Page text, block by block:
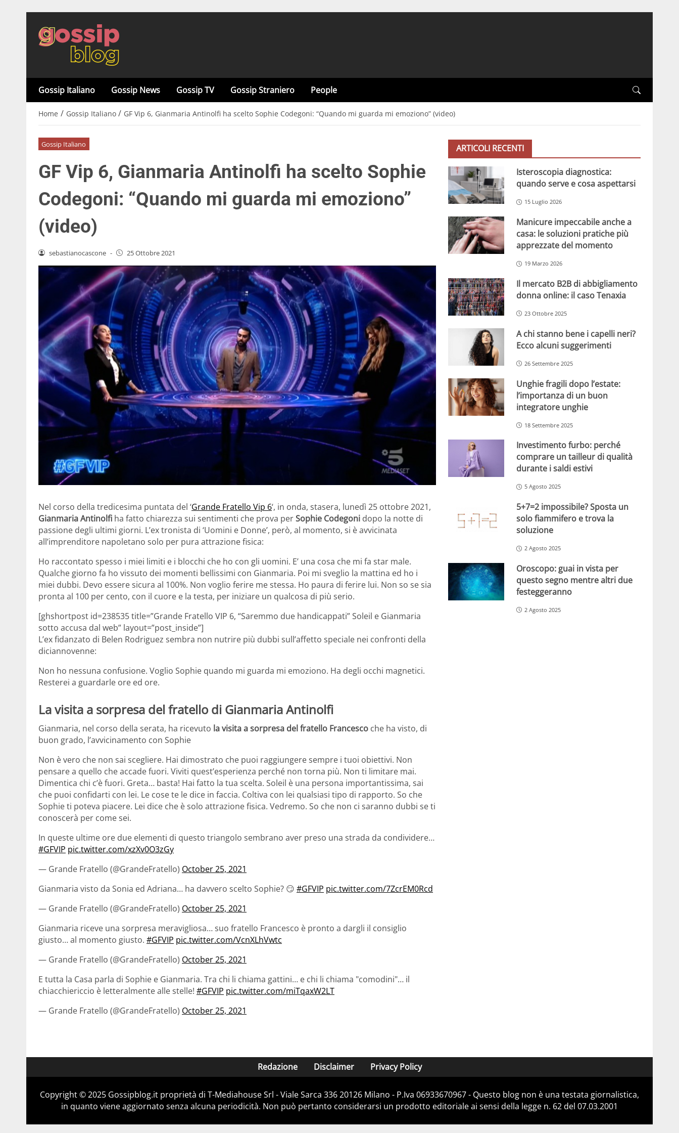
Gossip Italiano Gossip News Gossip TV Gossip Straniero People
Home / Gossip Italiano / GF Vip 6, Gianmaria Antinolfi ha scelto Sophie Codegoni: “Quando mi guarda mi emoziono” (video)
Gossip Italiano
GF Vip 6, Gianmaria Antinolfi ha scelto Sophie
Codegoni: “Quando mi guarda mi emoziono”
(video)
sebastianocascone - 25 Ottobre 2021
Nel corso della tredicesima puntata del ‘Grande Fratello Vip 6‘, in onda, stasera, lunedì 25 ottobre 2021,
Gianmaria Antinolfi ha fatto chiarezza sui sentimenti che prova perSophie Codegoni dopo la notte di
passione degli ultimi giorni. L’ex tronista di ‘Uomini e Donne’, però, al momento, si è avvicinata
all’imprenditore napoletano solo per pura attrazione fisica:
Ho raccontato spesso i miei limiti e i blocchi che ho con gli uomini. E’ una cosa che mi fa star male.
Qualche giorno fa ho vissuto dei momenti bellissimi con Gianmaria. Poi mi sveglio la mattina ed ho i
miei dubbi. Devo essere sicura al 100%. Non voglio ferire me stessa. Ho paura di ferire lui. Non so se sia
pronta al 100 per cento, con il cuore e la testa, per iniziare un qualcosa di più serio.
[ghshortpost id=238535 title=”Grande Fratello VIP 6, “Saremmo due handicappati” Soleil e Gianmaria
sotto accusa dal web” layout=”post_inside”]
L’ex fidanzato di Belen Rodriguez sembra non nutrire più dubbi sull’affetto speciale nei confronti della
diciannovenne:
Non ho nessuna confusione. Voglio Sophie quando mi guarda mi emoziono. Ha degli occhi magnetici.
Resterei a guardarle ore ed ore.
La visita a sorpresa del fratello di Gianmaria Antinolfi
Gianmaria, nel corso della serata, ha ricevuto la visita a sorpresa del fratello Francesco che ha visto, di
buon grado, l’avvicinamento con Sophie
Non è vero che non sai scegliere. Hai dimostrato che puoi raggiungere sempre i tuoi obiettivi. Non
pensare a quello che accade fuori. Viviti quest’esperienza perché non torna più. Non ti limitare mai.
Dimentica chi c’è fuori. Greta… basta! Hai fatto la tua scelta. Soleil è una persona importantissima, sai
che puoi confidarti con lei. Le cose te le dice in faccia. Coltiva con lei qualsiasi tipo di rapporto. So che
Sophie ti poteva piacere. Lei dice che è solo attrazione fisica. Vedremo. So che non ci saranno dubbi se ti
conoscerà per come sei.
In queste ultime ore due elementi di questo triangolo sembrano aver preso una strada da condividere…
#GFVIP pic.twitter.com/xzXv0O3zGy
— Grande Fratello (@GrandeFratello) October 25, 2021
Gianmaria visto da Sonia ed Adriana… ha davvero scelto Sophie? 😏 #GFVIP pic.twitter.com/7ZcrEM0Rcd
— Grande Fratello (@GrandeFratello) October 25, 2021
Gianmaria riceve una sorpresa meravigliosa… suo fratello Francesco è pronto a dargli il consiglio
giusto… al momento giusto. #GFVIP pic.twitter.com/VcnXLhVwtc
— Grande Fratello (@GrandeFratello) October 25, 2021
E tutta la Casa parla di Sophie e Gianmaria. Tra chi li chiama gattini… e chi li chiama "comodini"… il
chiacchiericcio è letteralmente alle stelle! #GFVIP pic.twitter.com/miTqaxW2LT
— Grande Fratello (@GrandeFratello) October 25, 2021
ARTICOLI RECENTI
Isteroscopia diagnostica:
quando serve e cosa aspettarsi
15 Luglio 2026
Manicure impeccabile anche a
casa: le soluzioni pratiche più
apprezzate del momento
19 Marzo 2026
Il mercato B2B di abbigliamento
donna online: il caso Tenaxia
23 Ottobre 2025
A chi stanno bene i capelli neri?
Ecco alcuni suggerimenti
26 Settembre 2025
Unghie fragili dopo l’estate:
l’importanza di un buon
integratore unghie
18 Settembre 2025
Investimento furbo: perché
comprare un tailleur di qualità
durante i saldi estivi
5 Agosto 2025
5+7=2 impossibile? Sposta un
solo fiammifero e trova la
soluzione
2 Agosto 2025
Oroscopo: guai in vista per
questo segno mentre altri due
festeggeranno
2 Agosto 2025
Redazione Disclaimer Privacy Policy
Copyright © 2025 Gossipblog.it proprietà di T-Mediahouse Srl - Viale Sarca 336 20126 Milano - P.Iva 06933670967 - Questo blog non è una testata giornalistica,
in quanto viene aggiornato senza alcuna periodicità. Non può pertanto considerarsi un prodotto editoriale ai sensi della legge n. 62 del 07.03.2001